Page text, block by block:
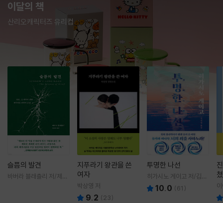
이달의 책
산리오캐릭터즈 유리컵
슬픔의 발견
바버라 블래츨리 저/제효
지푸라기 왕관을 쓴
여자
박상영 저
9.2 ( 23)
투명한 나선
히가시노 게이고 저/김선
영 역10.0 (61 )